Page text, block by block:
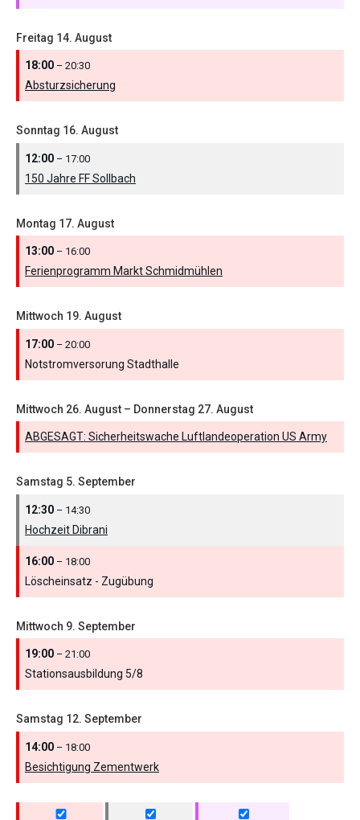
Freitag 14. August
18:00 – 20:30
Absturzsicherung
Sonntag 16. August
12:00 – 17:00
150 Jahre FF Sollbach
Montag 17. August
13:00 – 16:00
Ferienprogramm Markt Schmidmühlen
Mittwoch 19. August
17:00 – 20:00
Notstromversorung Stadthalle
Mittwoch 26. August – Donnerstag 27. August
ABGESAGT: Sicherheitswache Luftlandeoperation US Army
Samstag 5. September
12:30 – 14:30
Hochzeit Dibrani
16:00 – 18:00
Löscheinsatz - Zugübung
Mittwoch 9. September
19:00 – 21:00
Stationsausbildung 5/8
Samstag 12. September
14:00 – 18:00
Besichtigung Zementwerk